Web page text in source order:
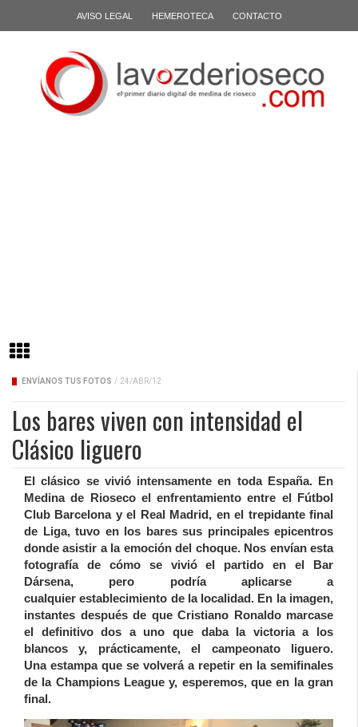
AVISO LEGAL HEMEROTECA CONTACTO
ENVÍANOS TUS FOTOS / 24/ABR/12
Los bares viven con intensidad el
Clásico liguero
El clásico se vivió intensamente en toda España. En
Medina de Rioseco el enfrentamiento entre el Fútbol
Club Barcelona y el Real Madrid, en el trepidante final
de Liga, tuvo en los bares sus principales epicentros
donde asistir a la emoción del choque. Nos envían esta
fotografía de cómo se vivió el partido en el Bar
Dársena, pero podría aplicarse a
cualquier establecimiento de la localidad. En la imagen,
instantes después de que Cristiano Ronaldo marcase
el definitivo dos a uno que daba la victoria a los
blancos y, prácticamente, el campeonato liguero.
Una estampa que se volverá a repetir en la semifinales
de la Champions League y, esperemos, que en la gran
final.